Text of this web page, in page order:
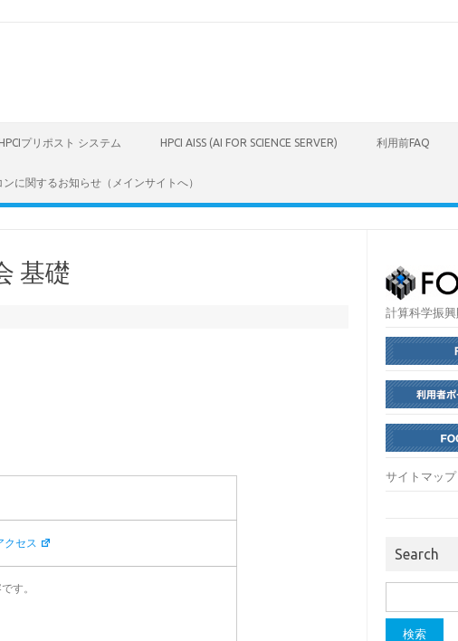
プリポスト システム HPCI AISS (AI FOR SCIENCE SERVER) 利用前FAQ
ンに関するお知らせ（メインサイトへ）
基礎
クセス
す。
計算科学振
サイトマップ
Search
索: